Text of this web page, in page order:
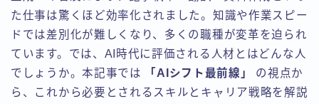
た仕事は驚くほど効率化されました。知識や作業スピー
ドでは差別化が難しくなり、多くの職種が変革を迫られ
ています。では、AI時代に評価される人材とはどんな人
でしょうか。本記事では
「AIシフト最前線」
の視点か
ら、これから必要とされるスキルとキャリア戦略を解説